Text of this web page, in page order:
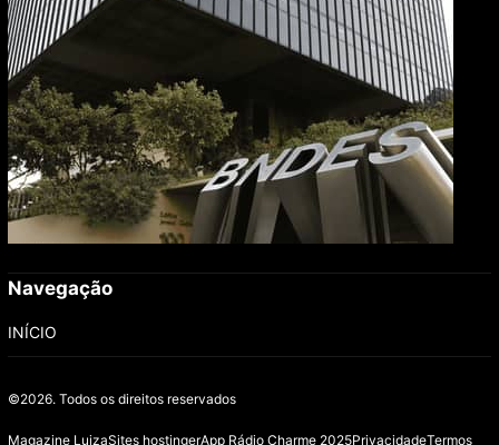
Navegação
INÍCIO
©2026. Todos os direitos reservados
Magazine LuizaSites hostingerApp Rádio Charme 2025PrivacidadeTermos